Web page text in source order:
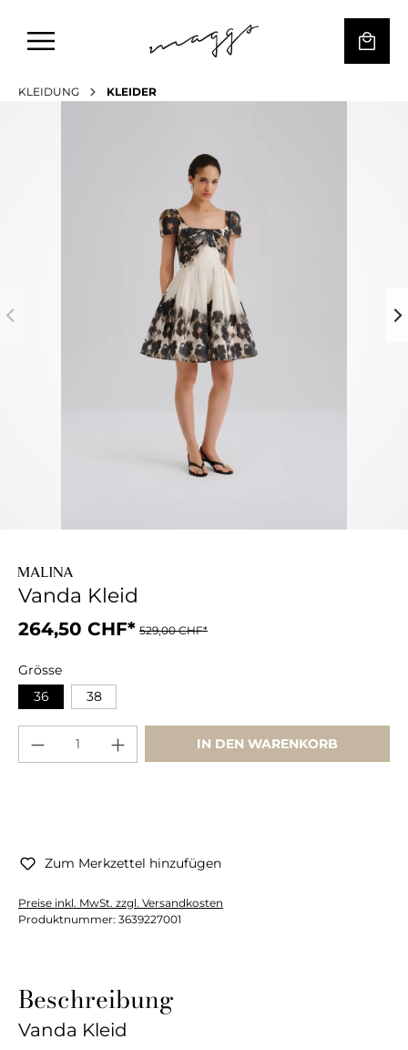
KLEIDUNG KLEIDER
Vanda Kleid
264,50 CHF* 529,00 CHF*
Grösse
36
38
IN DEN WARENKORB
Zum Merkzettel hinzufügen
Preise inkl. MwSt. zzgl. Versandkosten
Produktnummer: 3639227001
Beschreibung
Vanda Kleid